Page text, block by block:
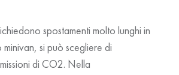
spostamenti molto lunghi in
si può scegliere di
di CO2. Nella